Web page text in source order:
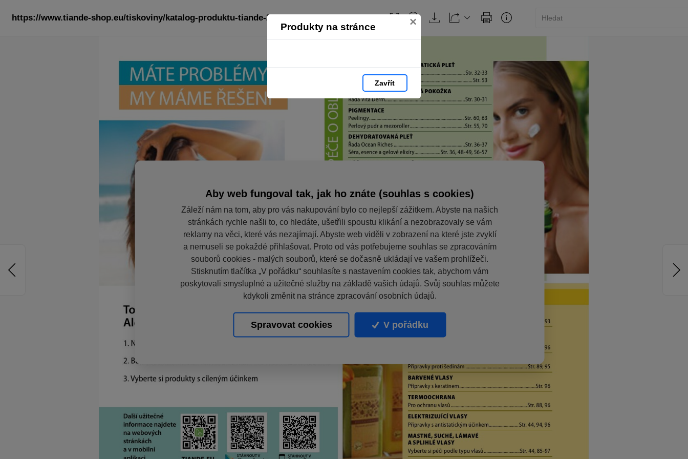
Produkty na stránce ×
Zavřít
https://www.tiande-shop.eu/tiskoviny/katalog-produktu-tiande-2024/: strana 2
Aby web fungoval tak, jak ho znáte (souhlas s cookies)
Záleží nám na tom, aby pro vás nakupování bylo co nejlepší zážitkem. Abyste na našich
stránkách rychle našli to, co hledáte, ušetřili spoustu klikání a nezobrazovaly se vám
reklamy na věci, které vás nezajímají. Abyste web viděli v zobrazení na které jste zvyklí
a nemuseli se pokaždé přihlašovat. Proto od vás potřebujeme souhlas se zpracováním
souborů cookies - malých souborů, které se dočasně ukládají ve vašem prohlížeči.
Stisknutím tlačítka „V pořádku“ souhlasíte s nastavením cookies tak, abychom vám
poskytovali smysluplné a užitečné služby na základě vašich údajů. Svůj souhlas můžete
kdykoli změnit na stránce zpracování osobních údajů.
Spravovat cookies V pořádku